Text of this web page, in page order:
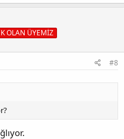
OLAN ÜYEMİZ
#8